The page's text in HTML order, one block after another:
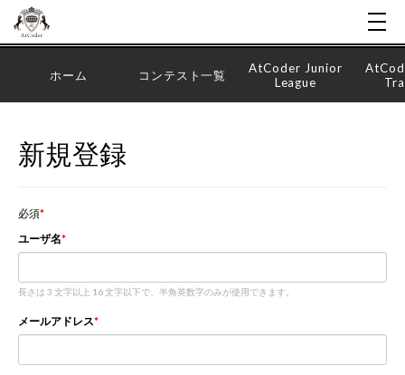
ホーム コンテスト一覧
AtCoder Junior
League
新規登録
必須
ユーザ名
長さは 3 文字以上 16 文字以下で、半角英数字のみが使用できます。
メールアドレス